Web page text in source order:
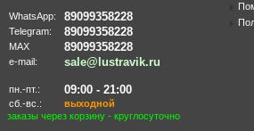
WhatsApp: 89099358228
Telegram: 89099358228
MAX 89099358228
e-mail: sale@lustravik.ru
пн.-пт.: 09:00 - 21:00
сб.-вс.:
выходной
заказы через корзину - круглосуточно